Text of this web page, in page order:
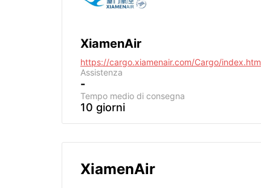
XiamenAir
https://cargo.xiamenair.com/Cargo/index.htm
Assistenza
-
Tempo medio di consegna
10 giorni
XiamenAir